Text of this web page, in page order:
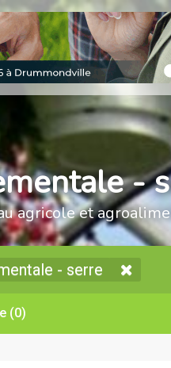
-
agricole et
- serre
(0)